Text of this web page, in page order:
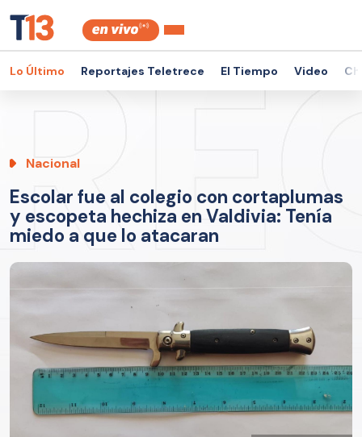
Lo Último Reportajes Teletrece El Tiempo Video
Nacional
Escolar fue al colegio con cortaplumas
y escopeta hechiza en Valdivia: Tenía
miedo a que lo atacaran